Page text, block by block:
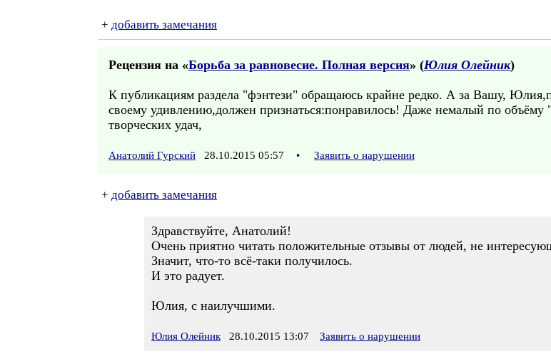
+ добавить замечания
Рецензия на «Борьба за равновесие. Полная версия» (Юлия Олейник)
К публикациям раздела "фэнтези" обращаюсь крайне редко. А за Вашу,
своему удивлению,должен признаться:понравилось! Даже немалый по
творческих удач,
Анатолий Гурский 28.10.2015 05:57 • Заявить о нарушении
+ добавить замечания
Здравствуйте, Анатолий!
Очень приятно читать положительные отзывы от людей, не
Значит, что-то всё-таки получилось.
И это радует.
Юлия, с наилучшими.
Юлия Олейник 28.10.2015 13:07 Заявить о нарушении